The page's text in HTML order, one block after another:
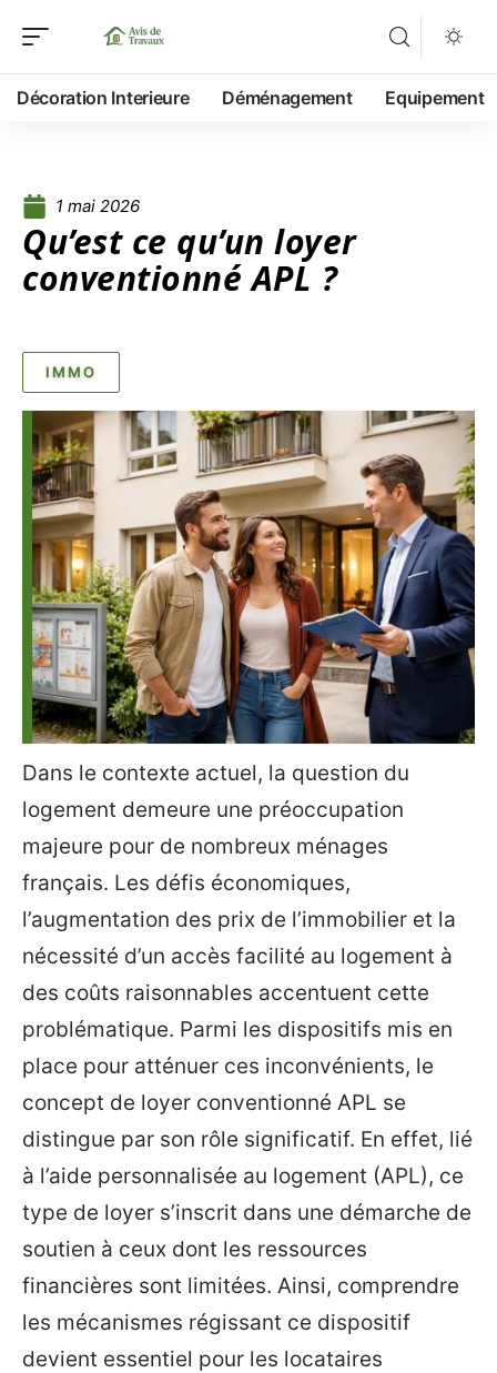
Décoration Interieure Déménagement Equipement
1 mai 2026
Qu’est ce qu’un loyer
conventionné APL ?
IMMO
Dans le contexte actuel, la question du
logement demeure une préoccupation
majeure pour de nombreux ménages
français. Les défis économiques,
l’augmentation des prix de l’immobilier et la
nécessité d’un accès facilité au logement à
des coûts raisonnables accentuent cette
problématique. Parmi les dispositifs mis en
place pour atténuer ces inconvénients, le
concept de loyer conventionné APL se
distingue par son rôle significatif. En effet, lié
à l’aide personnalisée au logement (APL), ce
type de loyer s’inscrit dans une démarche de
soutien à ceux dont les ressources
financières sont limitées. Ainsi, comprendre
les mécanismes régissant ce dispositif
devient essentiel pour les locataires